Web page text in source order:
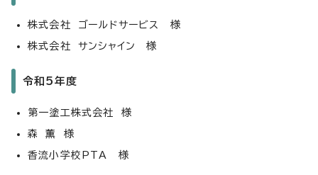
株式会社 ゴールドサービス 様
株式会社 サンシャイン 様
令和5年度
第一塗工株式会社 様
森 薫 様
香流小学校PTA 様